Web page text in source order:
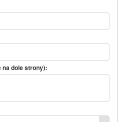
na dole strony):